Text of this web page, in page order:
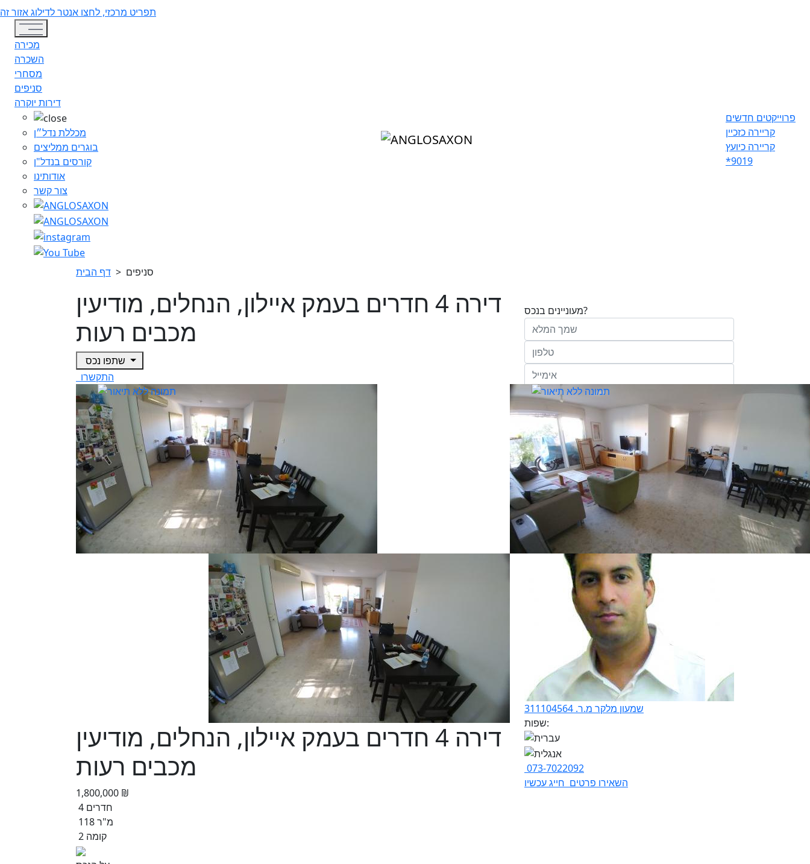
תפריט מרכזי, לחצו אנטר לדילוג אזור זה
Toggle navigation
מכירה
השכרה
מסחרי
סניפים
דירות יוקרה
מכללת נדל״ן
בוגרים ממליצים
קורסים בנדל"ן
אודותינו
צור קשר
פרוייקטים חדשים
קריירה כזכיין
קריירה כיועץ
*9019
דף הבית > סניפים
דירה 4 חדרים בעמק איילון, הנחלים, מודיעין
מכבים רעות
התקשרו
דירה 4 חדרים בעמק איילון, הנחלים, מודיעין
מכבים רעות
1,800,000 ₪
4 חדרים
118 מ"ר
קומה 2
מעוניינים בנכס?
הריני נותן בזאת את הסכמתי המפורשת לקבל
מחב' אנגלו סכסון סוכנות לנכסים (ישראל 1992)
בע"מ ו/או מי מטעמה ("אנגלו סכסון") בדוא"ל,
במסרונים ובשיחת טלפון שיווקית, הצעות ודברי שיווק
ופרסומת כהגדרתם בחוק וכן, שפרטיי האישיים
יישמרו במאגריה וישמשו אותה לשליחת מידע ולקידום
פעילותיה, לרבות אך לא רק, לעריכת ניתוח מידע
ומחקר סטטיסטי. למדיניות הפרטיות של החברה.
שלח
שמעון מלקר מ.ר. 311104564
שפות:
073-7022092
השאירו פרטים חייג עכשיו